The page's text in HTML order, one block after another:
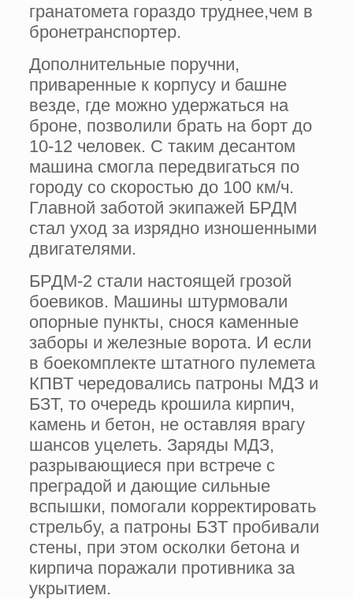
гранатомета гораздо труднее,чем в
бронетранспортер.
Дополнительные поручни,
приваренные к корпусу и башне
везде, где можно удержаться на
броне, позволили брать на борт до
10-12 человек. С таким десантом
машина смогла передвигаться по
городу со скоростью до 100 км/ч.
Главной заботой экипажей БРДМ
стал уход за изрядно изношенными
двигателями.
БРДМ-2 стали настоящей грозой
боевиков. Машины штурмовали
опорные пункты, снося каменные
заборы и железные ворота. И если
в боекомплекте штатного пулемета
КПВТ чередовались патроны МДЗ и
БЗТ, то очередь крошила кирпич,
камень и бетон, не оставляя врагу
шансов уцелеть. Заряды МДЗ,
разрывающиеся при встрече с
преградой и дающие сильные
вспышки, помогали корректировать
стрельбу, а патроны БЗТ пробивали
стены, при этом осколки бетона и
кирпича поражали противника за
укрытием.